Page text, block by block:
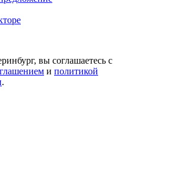
вы соглашаетесь с
и политикой
.